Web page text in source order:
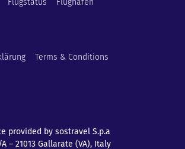
Terms & Conditions
provided by sostravel S.p.a
– 21013 Gallarate (VA), Italy